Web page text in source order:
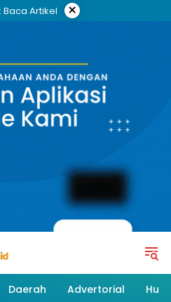
Baca Artikel ×
Daerah Advertorial